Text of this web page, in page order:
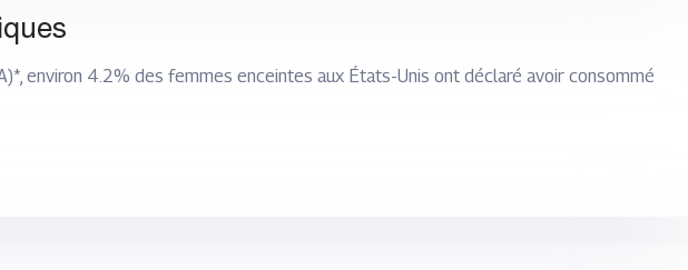
environ 4.2% des femmes enceintes aux États-Unis ont déclaré avoir consommé